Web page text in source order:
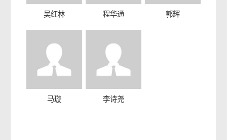
吴红林 程华通 郭辉
马璇 李诗尧